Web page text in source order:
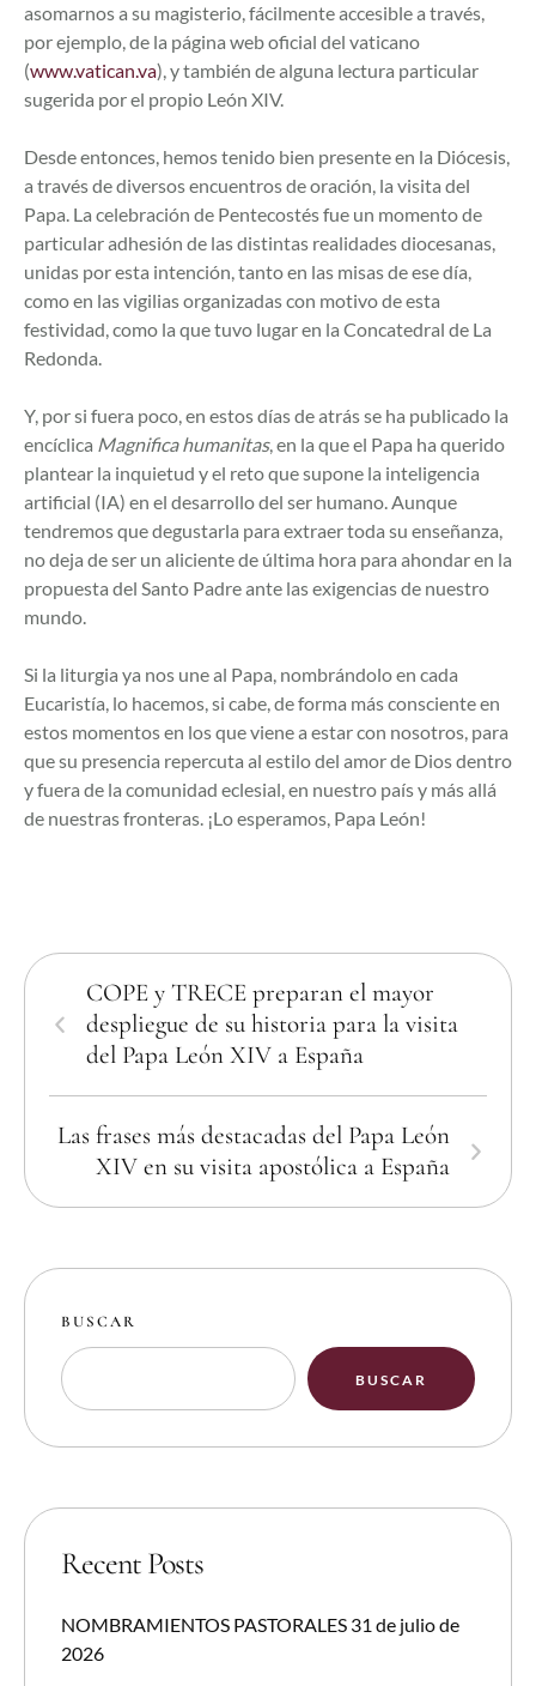
asomarnos a su magisterio, fácilmente accesible a través,
por ejemplo, de la página web oficial del vaticano
(www.vatican.va), y también de alguna lectura particular
sugerida por el propio León XIV.
Desde entonces, hemos tenido bien presente en la Diócesis,
a través de diversos encuentros de oración, la visita del
Papa. La celebración de Pentecostés fue un momento de
particular adhesión de las distintas realidades diocesanas,
unidas por esta intención, tanto en las misas de ese día,
como en las vigilias organizadas con motivo de esta
festividad, como la que tuvo lugar en la Concatedral de La
Redonda.
Y, por si fuera poco, en estos días de atrás se ha publicado la
encíclica Magnifica humanitas, en la que el Papa ha querido
plantear la inquietud y el reto que supone la inteligencia
artificial (IA) en el desarrollo del ser humano. Aunque
tendremos que degustarla para extraer toda su enseñanza,
no deja de ser un aliciente de última hora para ahondar en la
propuesta del Santo Padre ante las exigencias de nuestro
mundo.
Si la liturgia ya nos une al Papa, nombrándolo en cada
Eucaristía, lo hacemos, si cabe, de forma más consciente en
estos momentos en los que viene a estar con nosotros, para
que su presencia repercuta al estilo del amor de Dios dentro
y fuera de la comunidad eclesial, en nuestro país y más allá
de nuestras fronteras. ¡Lo esperamos, Papa León!
COPE y TRECE preparan el mayor
despliegue de su historia para la visita
del Papa León XIV a España
Las frases más destacadas del Papa León
XIV en su visita apostólica a España
BUSCAR
BUSCAR
Recent Posts
NOMBRAMIENTOS PASTORALES 31 de julio de
2026